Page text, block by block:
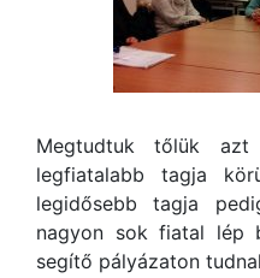
Megtudtuk tőlük
legfiatalabb tagja
legidősebb tagja
nagyon sok fiatal lép
segítő pályázaton